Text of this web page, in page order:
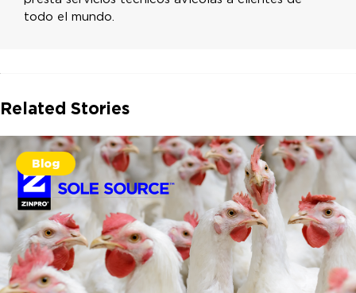
todo el mundo.
Related Stories
Blog